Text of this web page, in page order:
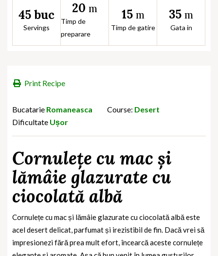
45 buc
Servings
20 m
Timp de
preparare
15 m
Timp de gatire
35 m
Gata in
Print Recipe
Bucatarie Romaneasca Course: Desert
Dificultate Ușor
Cornulețe cu mac și
lămâie glazurate cu
ciocolată albă
Cornulețe cu mac și lămâie glazurate cu ciocolată albă este
acel desert delicat, parfumat și irezistibil de fin. Dacă vrei să
impresionezi fără prea mult efort, încearcă aceste cornulețe